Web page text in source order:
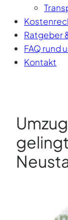
Ratgeber
FAQ rund
Kontakt